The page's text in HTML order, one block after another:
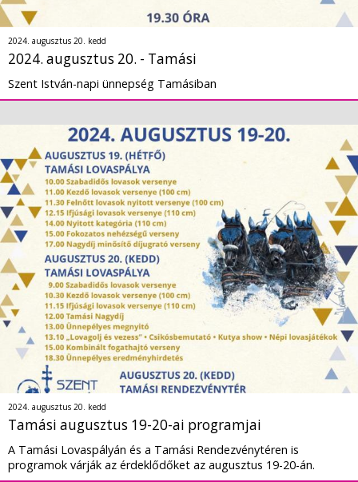
2024. augusztus 20. kedd
2024. augusztus 20. - Tamási
Szent István-napi ünnepség Tamásiban
2024. augusztus 20. kedd
Tamási augusztus 19-20-ai programjai
A Tamási Lovaspályán és a Tamási Rendezvénytéren is
programok várják az érdeklődőket az augusztus 19-20-án.